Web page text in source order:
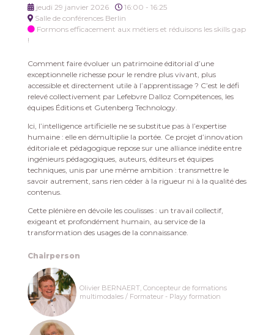
jeudi 29 janvier 2026
16:00 - 16:25
Salle de conférences Berlin
Formons efficacement aux métiers et réduisons les skills gap
!
Comment faire évoluer un patrimoine éditorial d’une
exceptionnelle richesse pour le rendre plus vivant, plus
accessible et directement utile à l’apprentissage ? C’est le défi
relevé collectivement par Lefebvre Dalloz Compétences, les
équipes Éditions et Gutenberg Technology.
Ici, l’intelligence artificielle ne se substitue pas à l’expertise
humaine : elle en démultiplie la portée. Ce projet d’innovation
éditoriale et pédagogique repose sur une alliance inédite entre
ingénieurs pédagogiques, auteurs, éditeurs et équipes
techniques, unis par une même ambition : transmettre le
savoir autrement, sans rien céder à la rigueur ni à la qualité des
contenus.
Cette plénière en dévoile les coulisses : un travail collectif,
exigeant et profondément humain, au service de la
transformation des usages de la connaissance.
Chairperson
Olivier BERNAERT, Concepteur de formations
multimodales / Formateur - Playy formation